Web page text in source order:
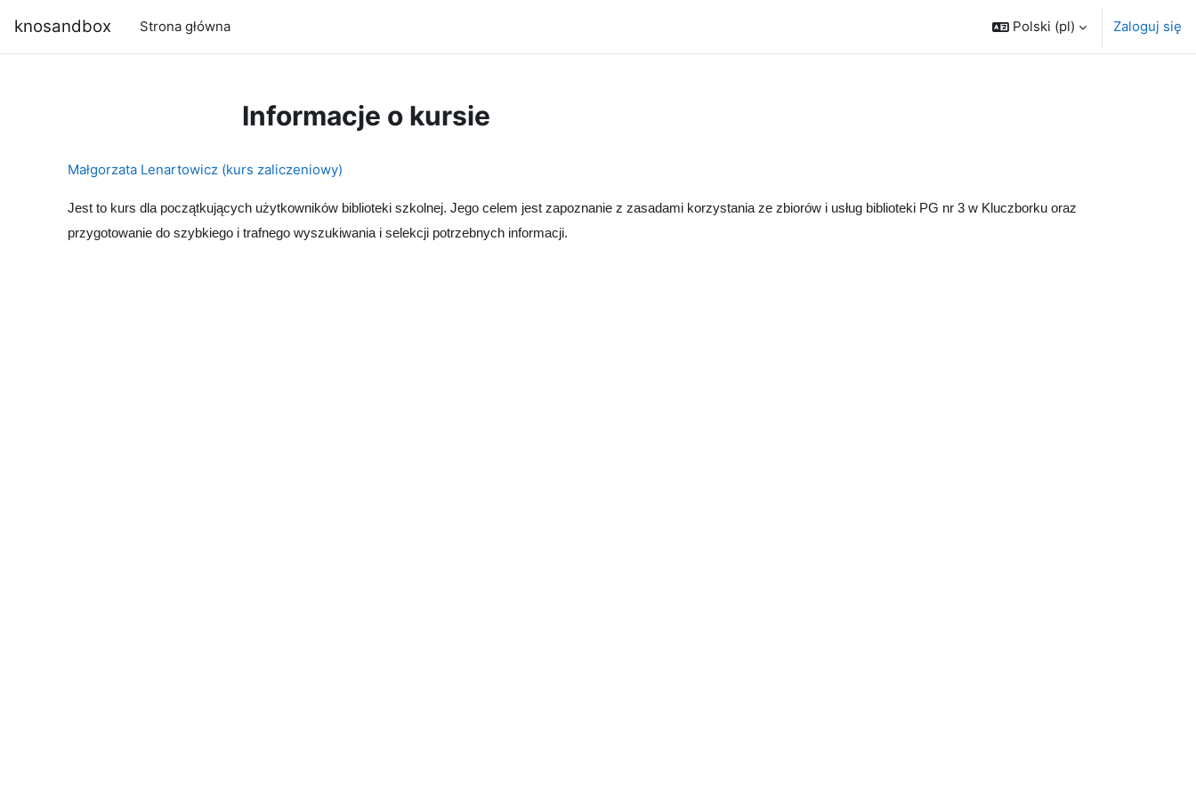
knosandbox Strona główna Polski ‎(pl)‎ Zaloguj się
Informacje o kursie
Małgorzata Lenartowicz (kurs zaliczeniowy)
Jest to kurs dla początkujących użytkowników biblioteki szkolnej. Jego celem jest zapoznanie z zasadami korzystania ze zbiorów i usług biblioteki PG nr 3 w Kluczborku oraz
przygotowanie do szybkiego i trafnego wyszukiwania i selekcji potrzebnych informacji.